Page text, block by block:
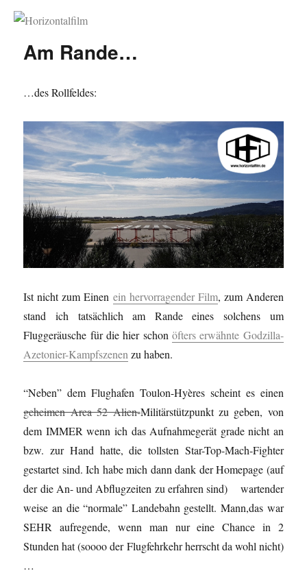
Horizontalfilm
Am Rande…
…des Rollfeldes:
Ist nicht zum Einen ein hervorragender Film, zum Anderen
stand ich tatsächlich am Rande eines solchens um
Fluggeräusche für die hier schon öfters erwähnte Godzilla-
Azetonier-Kampfszenen zu haben.
“Neben” dem Flughafen Toulon-Hyères scheint es einen
geheimen Area 52 Alien-Militärstützpunkt zu geben, von
dem IMMER wenn ich das Aufnahmegerät grade nicht an
bzw. zur Hand hatte, die tollsten Star-Top-Mach-Fighter
gestartet sind. Ich habe mich dann dank der Homepage (auf
der die An- und Abflugzeiten zu erfahren sind) wartender
weise an die “normale” Landebahn gestellt. Mann,das war
SEHR aufregende, wenn man nur eine Chance in 2
Stunden hat (soooo der Flugfehrkehr herrscht da wohl nicht)
…